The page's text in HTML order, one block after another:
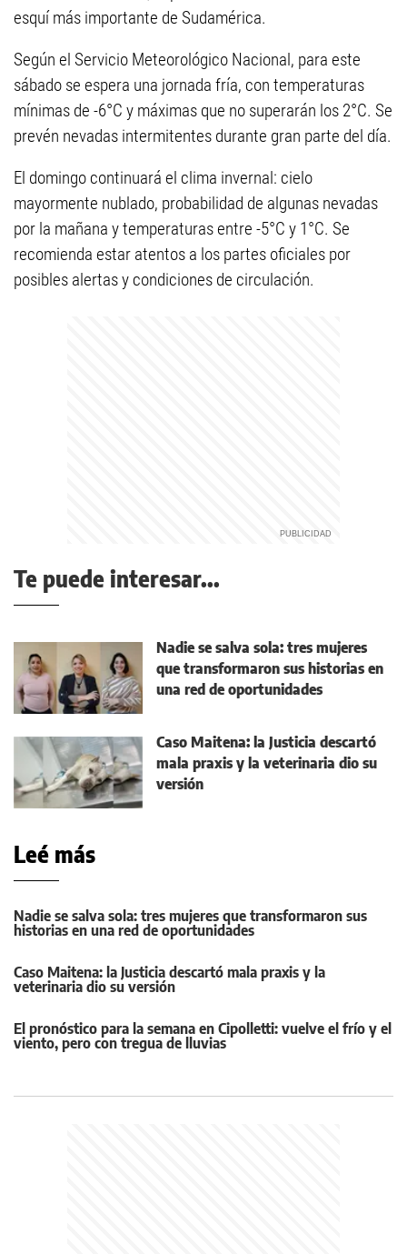
esquí más importante de Sudamérica.
Según el Servicio Meteorológico Nacional, para este
sábado se espera una jornada fría, con temperaturas
mínimas de -6°C y máximas que no superarán los 2°C. Se
prevén nevadas intermitentes durante gran parte del día.
El domingo continuará el clima invernal: cielo
mayormente nublado, probabilidad de algunas nevadas
por la mañana y temperaturas entre -5°C y 1°C. Se
recomienda estar atentos a los partes oficiales por
posibles alertas y condiciones de circulación.
Te puede interesar...
Nadie se salva sola: tres mujeres
que transformaron sus historias en
una red de oportunidades
Caso Maitena: la Justicia descartó
mala praxis y la veterinaria dio su
versión
Leé más
Nadie se salva sola: tres mujeres que transformaron sus
historias en una red de oportunidades
Caso Maitena: la Justicia descartó mala praxis y la
veterinaria dio su versión
El pronóstico para la semana en Cipolletti: vuelve el frío y el
viento, pero con tregua de lluvias